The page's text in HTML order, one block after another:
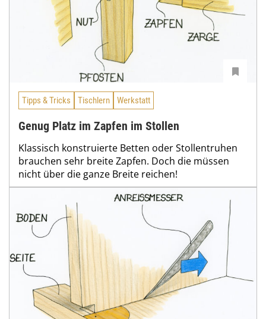
Tipps & Tricks Tischlern Werkstatt
Genug Platz im Zapfen im Stollen
Klassisch konstruierte Betten oder Stollentruhen
brauchen sehr breite Zapfen. Doch die müssen
nicht über die ganze Breite reichen!